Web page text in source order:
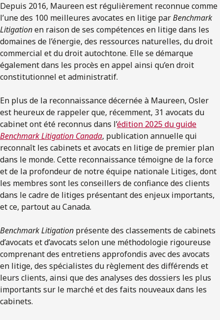
Depuis 2016, Maureen est régulièrement reconnue comme
l’une des 100 meilleures avocates en litige parBenchmark
Litigationen raison de ses compétences en litige dans les
domaines de l’énergie, des ressources naturelles, du droit
commercial et du droit autochtone. Elle se démarque
également dans les procès en appel ainsi qu’en droit
constitutionnel et administratif.
En plus de la reconnaissance décernée à Maureen, Osler
est heureux de rappeler que, récemment, 31 avocats du
cabinet ont été reconnus dans l’édition 2025 du guide
Benchmark Litigation Canada, publication annuelle qui
reconnaît les cabinets et avocats en litige de premier plan
dans le monde. Cette reconnaissance témoigne de la force
et de la profondeur de notre équipe nationale Litiges, dont
les membres sont les conseillers de confiance des clients
dans le cadre de litiges présentant des enjeux importants,
et ce, partout au Canada.
Benchmark Litigation présente des classements de cabinets
d’avocats et d’avocats selon une méthodologie rigoureuse
comprenant des entretiens approfondis avec des avocats
en litige, des spécialistes du règlement des différends et
leurs clients, ainsi que des analyses des dossiers les plus
importants sur le marché et des faits nouveaux dans les
cabinets.